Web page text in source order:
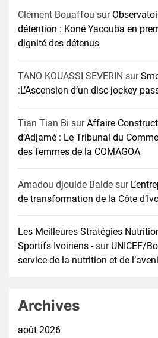
Clément Bouaffou sur
détention : Koné Yacouba en
dignité des détenus
TANO KOUASSI SEVERIN sur
:L’Ascension d’un disc-jockey
Tian Tian Bi surAffaire
d’Adjamé : Le Tribunal du
des femmes de la COMAGOA
Amadou djoulde Balde sur
de transformation de la Côte
Les Meilleures Stratégies
Sportifs Ivoiriens -sur UNICEF/
service de la nutrition et de
Archives
août 2026